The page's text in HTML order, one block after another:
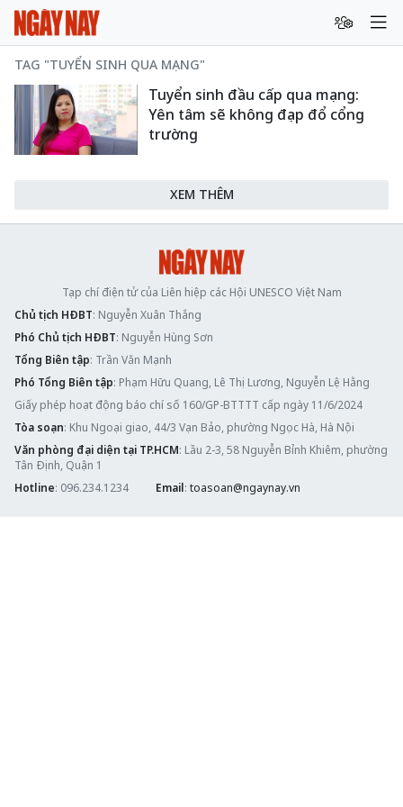
TAG "TUYỂN SINH QUA MẠNG"
Tuyển sinh đầu cấp qua mạng:
Yên tâm sẽ không đạp đổ cổng
trường
XEM THÊM
Tạp chí điện tử của Liên hiệp các Hội UNESCO Việt Nam
Chủ tịch HĐBT: Nguyễn Xuân Thắng
Phó Chủ tịch HĐBT: Nguyễn Hùng Sơn
Tổng Biên tập: Trần Văn Mạnh
Phó Tổng Biên tập: Phạm Hữu Quang, Lê Thị Lương, Nguyễn Lệ Hằng
Giấy phép hoạt động báo chí số 160/GP-BTTTT cấp ngày 11/6/2024
Tòa soạn: Khu Ngoại giao, 44/3 Vạn Bảo, phường Ngọc Hà, Hà Nội
Văn phòng đại diện tại TP.HCM: Lầu 2-3, 58 Nguyễn Bỉnh Khiêm, phường
Tân Định, Quận 1
Hotline: 096.234.1234 Email: toasoan@ngaynay.vn